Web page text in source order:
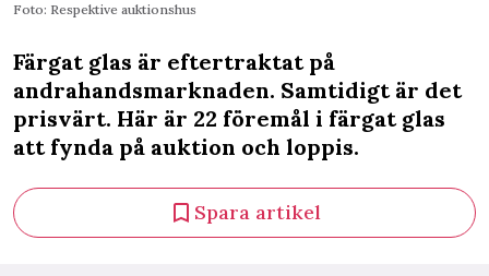
Foto: Respektive auktionshus
Färgat glas är eftertraktat på
andrahandsmarknaden. Samtidigt är det
prisvärt. Här är 22 föremål i färgat glas
att fynda på auktion och loppis.
Spara artikel